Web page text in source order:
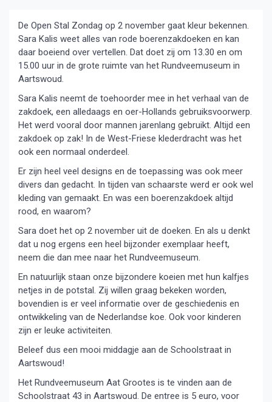
De Open Stal Zondag op 2 november gaat kleur bekennen.
Sara Kalis weet alles van rode boerenzakdoeken en kan
daar boeiend over vertellen. Dat doet zij om 13.30 en om
15.00 uur in de grote ruimte van het Rundveemuseum in
Aartswoud.
Sara Kalis neemt de toehoorder mee in het verhaal van de
zakdoek, een alledaags en oer-Hollands gebruiksvoorwerp.
Het werd vooral door mannen jarenlang gebruikt. Altijd een
zakdoek op zak! In de West-Friese klederdracht was het
ook een normaal onderdeel.
Er zijn heel veel designs en de toepassing was ook meer
divers dan gedacht. In tijden van schaarste werd er ook wel
kleding van gemaakt. En was een boerenzakdoek altijd
rood, en waarom?
Sara doet het op 2 november uit de doeken. En als u denkt
dat u nog ergens een heel bijzonder exemplaar heeft,
neem die dan mee naar het Rundveemuseum.
En natuurlijk staan onze bijzondere koeien met hun kalfjes
netjes in de potstal. Zij willen graag bekeken worden,
bovendien is er veel informatie over de geschiedenis en
ontwikkeling van de Nederlandse koe. Ook voor kinderen
zijn er leuke activiteiten.
Beleef dus een mooi middagje aan de Schoolstraat in
Aartswoud!
Het Rundveemuseum Aat Grootes is te vinden aan de
Schoolstraat 43 in Aartswoud. De entree is 5 euro, voor